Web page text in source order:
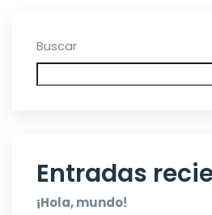
Buscar
Entradas
¡Hola, mundo!